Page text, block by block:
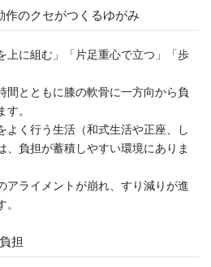
のクセがつくるゆがみ
上に組む」「片足重心で立つ」「歩
間とともに膝の軟骨に一方向から負
。
よく行う生活（和式生活や正座、し
、負担が蓄積しやすい環境にありま
アライメントが崩れ、すり減りが進
担